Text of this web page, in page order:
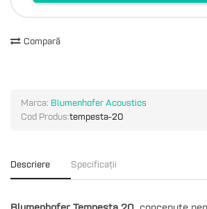
Compară
Marca: Blumenhofer Acoustics
Cod Produs:tempesta-20
Descriere Specificații